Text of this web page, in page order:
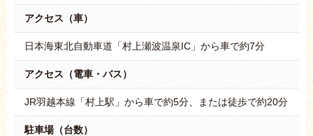
アクセス（車）
日本海東北自動車道「村上瀬波温泉IC」から車で約7分
アクセス（電車・バス）
JR羽越本線「村上駅」から車で約5分、または徒歩で約20分
駐車場（台数）